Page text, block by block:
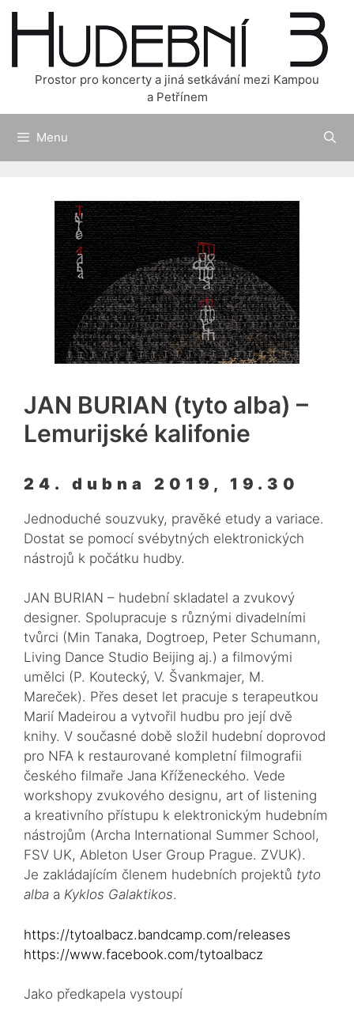
Přeskočit
Prostor pro koncerty a jiná setkávání mezi Kampou
a Petřínem
Menu
JAN BURIAN (tyto alba) –
Lemurijské kalifonie
24. dubna 2019, 19.30
Jednoduché souzvuky, pravěké etudy a variace.
Dostat se pomocí svébytných elektronických
nástrojů k počátku hudby.
JAN BURIAN – hudební skladatel a zvukový
designer. Spolupracuje s různými divadelními
tvůrci (Min Tanaka, Dogtroep, Peter Schumann,
Living Dance Studio Beijing aj.) a filmovými
umělci (P. Koutecký, V. Švankmajer, M.
Mareček). Přes deset let pracuje s terapeutkou
Marií Madeirou a vytvořil hudbu pro její dvě
knihy. V současné době složil hudební doprovod
pro NFA k restaurované kompletní filmografii
českého filmaře Jana Kříženeckého. Vede
workshopy zvukového designu, art of listening
a kreativního přístupu k elektronickým hudebním
nástrojům (Archa International Summer School,
FSV UK, Ableton User Group Prague. ZVUK).
Je zakládajícím členem hudebních projektů tyto
alba a Kyklos Galaktikos.
https://tytoalbacz.bandcamp.com/releases
https://www.facebook.com/tytoalbacz
Jako předkapela vystoupí